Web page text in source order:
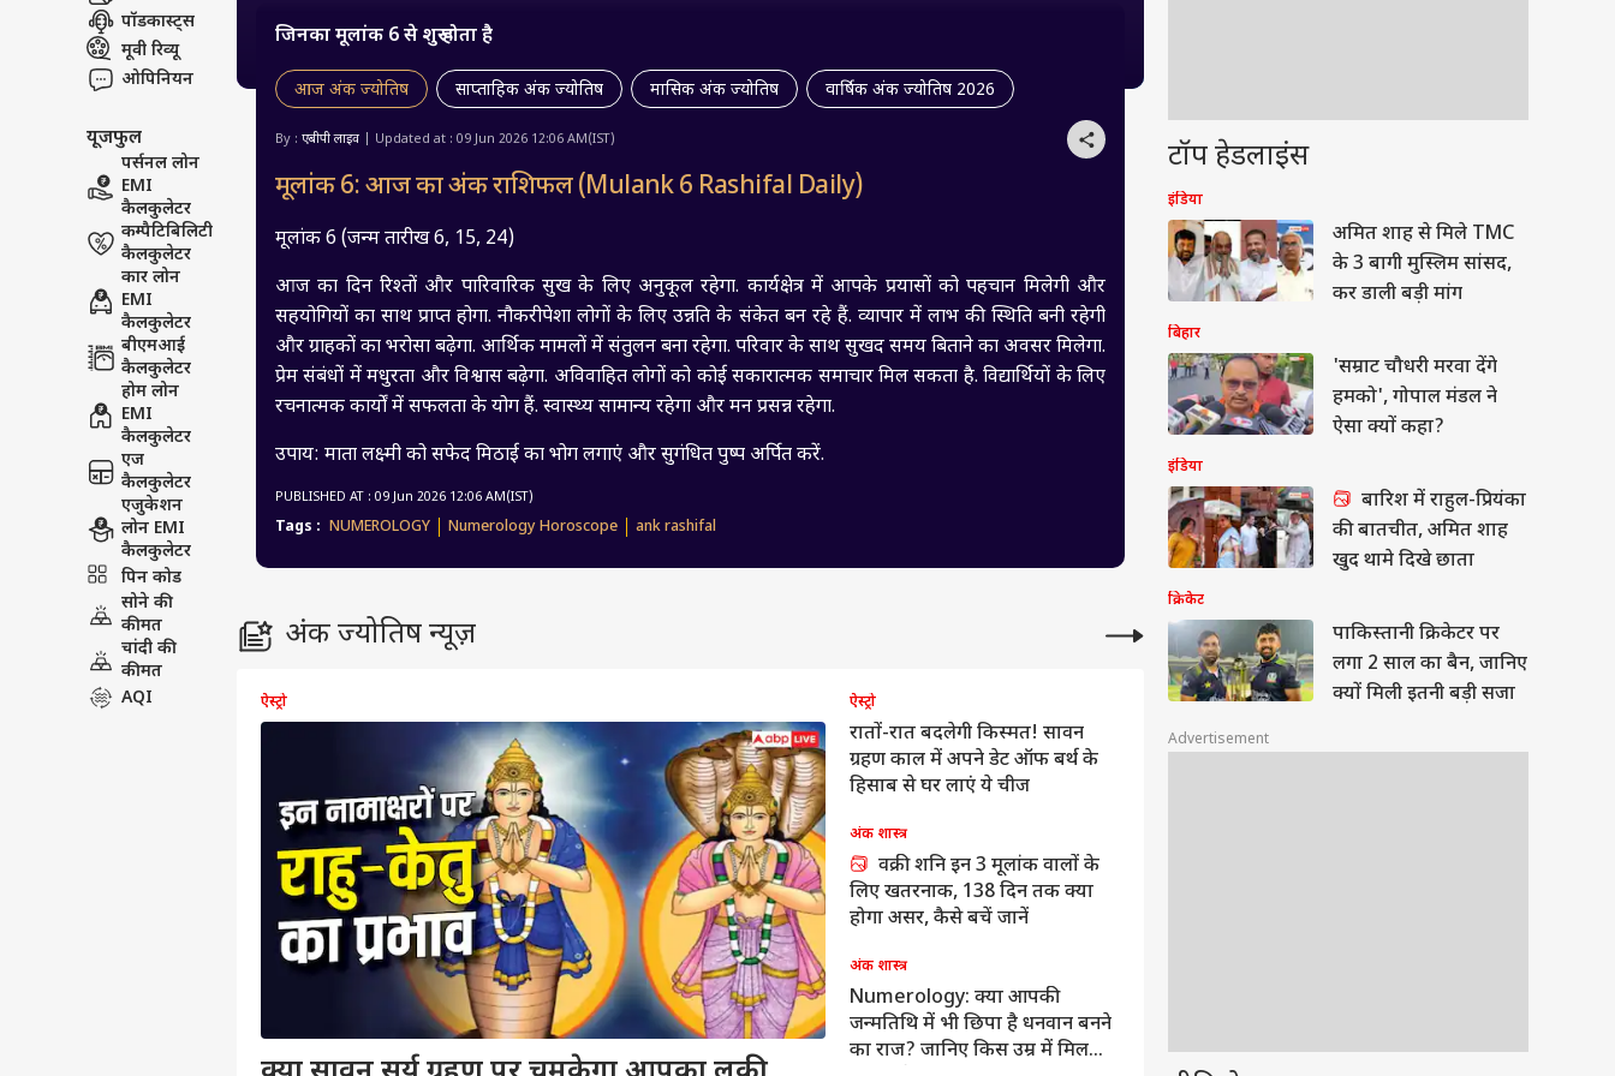
पॉडकास्ट्स
मूवी रिव्यू
ओपिनियन
यूजफुल
पर्सनल लोन
EMI
कैलकुलेटर
कम्पैटिबिलिटी
कैलकुलेटर
कार लोन
EMI
कैलकुलेटर
बीएमआई
कैलकुलेटर
होम लोन
EMI
कैलकुलेटर
एज
कैलकुलेटर
एजुकेशन
लोन EMI
कैलकुलेटर
पिन कोड
सोने की
कीमत
चांदी की
कीमत
AQI
जिनका मूलांक 6 से शुरू होता है
आज अंक ज्योतिष साप्ताहिक अंक ज्योतिष मासिक अंक ज्योतिष वार्षिक अंक ज्योतिष 2026
By : एबीपी लाइव | Updated at : 09 Jun 2026 12:06 AM(IST)
मूलांक 6: आज का अंक राशिफल (Mulank 6 Rashifal Daily)
मूलांक 6 (जन्म तारीख 6, 15, 24)
आज का दिन रिश्तों और पारिवारिक सुख के लिए अनुकूल रहेगा. कार्यक्षेत्र में आपके प्रयासों को पहचान मिलेगी और
सहयोगियों का साथ प्राप्त होगा. नौकरीपेशा लोगों के लिए उन्नति के संकेत बन रहे हैं. व्यापार में लाभ की स्थिति बनी रहेगी
और ग्राहकों का भरोसा बढ़ेगा. आर्थिक मामलों में संतुलन बना रहेगा. परिवार के साथ सुखद समय बिताने का अवसर मिलेगा.
प्रेम संबंधों में मधुरता और विश्वास बढ़ेगा. अविवाहित लोगों को कोई सकारात्मक समाचार मिल सकता है. विद्यार्थियों के लिए
रचनात्मक कार्यों में सफलता के योग हैं. स्वास्थ्य सामान्य रहेगा और मन प्रसन्न रहेगा.
उपाय: माता लक्ष्मी को सफेद मिठाई का भोग लगाएं और सुगंधित पुष्प अर्पित करें.
PUBLISHED AT : 09 Jun 2026 12:06 AM(IST)
Tags : NUMEROLOGY Numerology Horoscope ank rashifal
अंक ज्योतिष न्यूज़
ऐस्ट्रो ऐस्ट्रो
रातों-रात बदलेगी किस्मत! सावन
ग्रहण काल में अपने डेट ऑफ बर्थ के
हिसाब से घर लाएं ये चीज
अंक शास्त्र
वक्री शनि इन 3 मूलांक वालों के
लिए खतरनाक, 138 दिन तक क्या
होगा असर, कैसे बचें जानें
अंक शास्त्र
Numerology: क्या आपकी
जन्मतिथि में भी छिपा है धनवान बनने
का राज? जानिए किस उम्र में मिल
टॉप हेडलाइंस
इंडिया
अमित शाह से मिले TMC
के 3 बागी मुस्लिम सांसद,
कर डाली बड़ी मांग
बिहार
'सम्राट चौधरी मरवा देंगे
हमको', गोपाल मंडल ने
ऐसा क्यों कहा?
इंडिया
बारिश में राहुल-प्रियंका
की बातचीत, अमित शाह
खुद थामे दिखे छाता
क्रिकेट
पाकिस्तानी क्रिकेटर पर
लगा 2 साल का बैन, जानिए
क्यों मिली इतनी बड़ी सजा
Advertisement